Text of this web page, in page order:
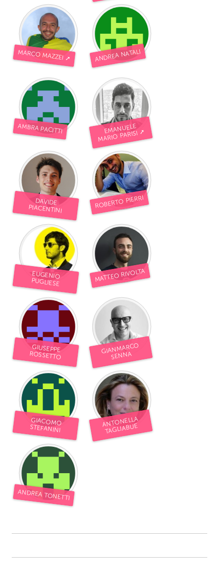
MARCO MAZZEI ➚ ANDREA NATALI
AMBRA PACITTI EMANUELE
MARIO PARISI ➚
DAVIDE
PIACENTINI ROBERTO PIERRI
EUGENIO
PUGLIESE MATTEO RIVOLTA
GIUSEPPE
ROSSETTO GIANMARCO
SENNA
GIACOMO
STEFANINI
ANTONELLA
TAGLIABUE
ANDREA TONETTI